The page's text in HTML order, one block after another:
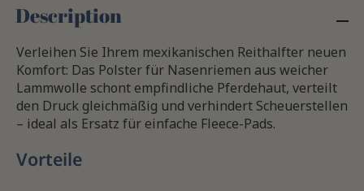
Description
Verleihen Sie Ihrem mexikanischen Reithalfter neuen
Komfort: Das Polster für Nasenriemen aus weicher
Lammwolle schont empfindliche Pferdehaut, verteilt
den Druck gleichmäßig und verhindert Scheuerstellen
– ideal als Ersatz für einfache Fleece-Pads.
Vorteile